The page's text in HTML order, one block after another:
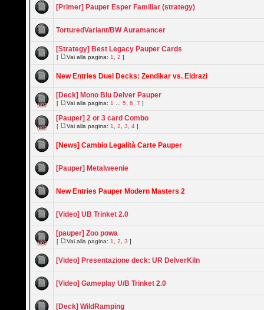
[Primer] Pauper Esper Familiar (strategy)
TorturedVariant/BW Auramancer
[Strategy] Best Legacy Pauper Cards
[ Vai alla pagina: 1 ,2 ]
New Entries Duel Decks: Zendikar vs. Eldrazi
[Deck] Mono Blu Delver Pauper
[ Vai alla pagina: 1 ...5 ,6 ,7 ]
[Pauper] 2 or 3 card Combo
[ Vai alla pagina: 1 ,2 ,3 ,4 ]
[News] Cambio Legalità Carte Pauper
[Pauper] Metalweenie
New Entries Pauper Modern Masters 2
[Video] UB Trinket 2.0
[pauper] Zoo powa
[ Vai alla pagina: 1 ,2 ,3 ]
[Video] Presentazione deck: UR DelverKiln
[Video] Gameplay U/B Trinket 2.0
[Deck] WildRamping